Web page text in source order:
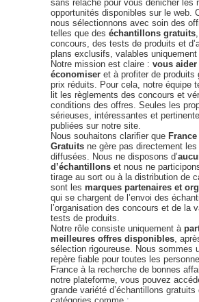
sans relâche pour vous dénicher les
opportunités disponibles sur le web.
nous sélectionnons avec soin des
telles que des échantillons gratuits
concours, des tests de produits et
plans exclusifs, valables uniquement
Notre mission est claire : vous aider
économiser et à profiter de produits
prix réduits. Pour cela, notre équipe
lit les règlements des concours et
conditions des offres. Seules les
sérieuses, intéressantes et
publiées sur notre site.
Nous souhaitons clarifier que
Gratuits ne gère pas directement les
diffusées. Nous ne disposons d’
d’échantillons et nous ne
tirage au sort ou à la distribution de
sont les marques partenaires et
qui se chargent de l’envoi des
l’organisation des concours et de la
tests de produits.
Notre rôle consiste uniquement à
meilleures offres disponibles ,
sélection rigoureuse. Nous sommes
repère fiable pour toutes les
France à la recherche de bonnes
notre plateforme, vous pouvez
grande variété d’échantillons gratuits